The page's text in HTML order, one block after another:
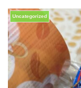
Uncategorized